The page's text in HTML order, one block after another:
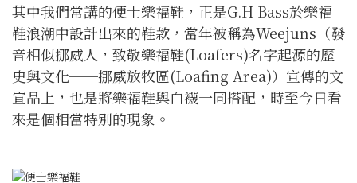
其中我們常講的便士樂福鞋，正是G.H Bass於樂福
鞋浪潮中設計出來的鞋款，當年被稱為Weejuns（發
音相似挪威人，致敬樂福鞋(Loafers)名字起源的歷
史與文化──挪威放牧區(Loafing Area)）宣傳的文
宣品上，也是將樂福鞋與白襪一同搭配，時至今日看
來是個相當特別的現象。